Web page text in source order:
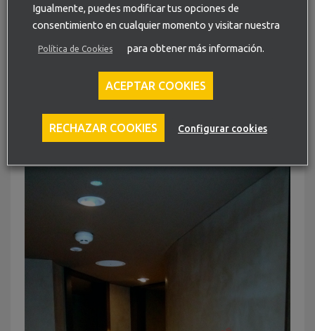
Detalle de moldura, techo y pared de la escalera tras los
trabajos de aplicación de pintura.
Igualmente, puedes modificar tus opciones de
consentimiento en cualquier momento y visitar nuestra
Política de Cookies para obtener más información.
ACEPTAR COOKIES
RECHAZAR COOKIES Configurar cookies